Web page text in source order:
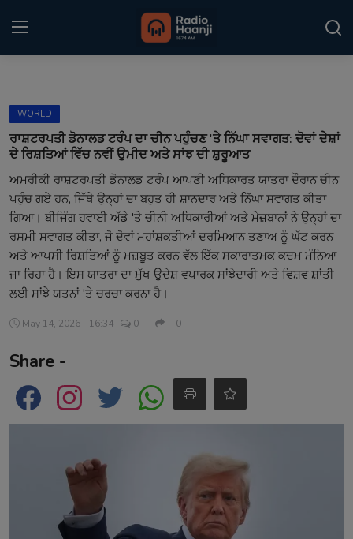
Home
Kitaab Kahani
Gallery
Sponsors
WORLD
ਰਾਸ਼ਟਰਪਤੀ ਡੋਨਾਲਡ ਟਰੰਪ ਦਾ ਚੀਨ ਪਹੁੰਚਣ 'ਤੇ ਨਿੱਘਾ ਸਵਾਗਤ: ਦੋਵਾਂ ਦੇਸ਼ਾਂ
ਦੇ ਰਿਸ਼ਤਿਆਂ ਵਿੱਚ ਨਵੀਂ ਉਮੀਦ ਅਤੇ ਸਾਂਝ ਦੀ ਸ਼ੁਰੂਆਤ
ਅਮਰੀਕੀ ਰਾਸ਼ਟਰਪਤੀ ਡੋਨਾਲਡ ਟਰੰਪ ਆਪਣੀ ਅਧਿਕਾਰਤ ਯਾਤਰਾ ਦੌਰਾਨ ਚੀਨ
ਪਹੁੰਚ ਗਏ ਹਨ, ਜਿੱਥੇ ਉਨ੍ਹਾਂ ਦਾ ਬਹੁਤ ਹੀ ਸ਼ਾਨਦਾਰ ਅਤੇ ਨਿੱਘਾ ਸਵਾਗਤ ਕੀਤਾ
ਗਿਆ। ਬੀਜਿੰਗ ਹਵਾਈ ਅੱਡੇ 'ਤੇ ਚੀਨੀ ਅਧਿਕਾਰੀਆਂ ਅਤੇ ਮੇਜ਼ਬਾਨਾਂ ਨੇ ਉਨ੍ਹਾਂ ਦਾ
ਰਸਮੀ ਸਵਾਗਤ ਕੀਤਾ, ਜੋ ਦੋਵਾਂ ਮਹਾਂਸ਼ਕਤੀਆਂ ਦਰਮਿਆਨ ਤਣਾਅ ਨੂੰ ਘੱਟ ਕਰਨ
ਅਤੇ ਆਪਸੀ ਰਿਸ਼ਤਿਆਂ ਨੂੰ ਮਜ਼ਬੂਤ ਕਰਨ ਵੱਲ ਇੱਕ ਸਕਾਰਾਤਮਕ ਕਦਮ ਮੰਨਿਆ
ਜਾ ਰਿਹਾ ਹੈ। ਇਸ ਯਾਤਰਾ ਦਾ ਮੁੱਖ ਉਦੇਸ਼ ਵਪਾਰਕ ਸਾਂਝੇਦਾਰੀ ਅਤੇ ਵਿਸ਼ਵ ਸ਼ਾਂਤੀ
ਲਈ ਸਾਂਝੇ ਯਤਨਾਂ 'ਤੇ ਚਰਚਾ ਕਰਨਾ ਹੈ।
May 14, 2026 - 16:34 0 0
Share -